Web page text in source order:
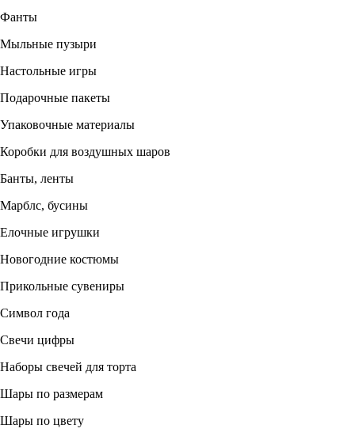
Фанты
Мыльные пузыри
Настольные игры
Подарочные пакеты
Упаковочные материалы
Коробки для воздушных шаров
Банты, ленты
Марблс, бусины
Елочные игрушки
Новогодние костюмы
Прикольные сувениры
Символ года
Свечи цифры
Наборы свечей для торта
Шары по размерам
Шары по цвету